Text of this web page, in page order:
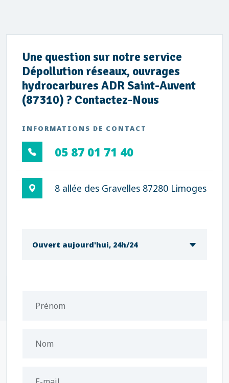
Une question sur notre service
Dépollution réseaux, ouvrages
hydrocarbures ADR Saint-Auvent
(87310) ? Contactez-Nous
INFORMATIONS DE CONTACT
05 87 01 71 40
8 allée des Gravelles 87280 Limoges
Ouvert aujourd'hui, 24h/24
Prénom
Nom